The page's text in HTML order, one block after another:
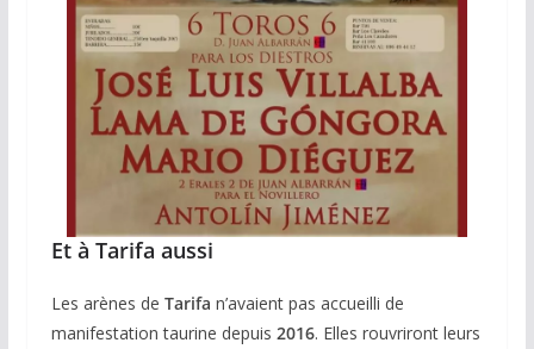
Et à Tarifa aussi
Les arènes de Tarifa n’avaient pas accueilli de
manifestation taurine depuis 2016. Elles rouvriront leurs